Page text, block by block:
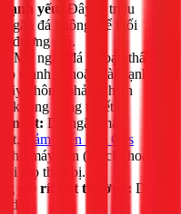
yếu:
Đây là triệu
đá không thể thổi
đường gió.
Mở ngăn đá và bạn thấy
thành tủ hoặc dàn lạnh
không phải là hiện
không đóng tuyết.
ngắt: Do ngăn mát
Cảm Biến Khí Gas
máy nén (block) hoạt
thọ thiết bị.
gió rít bất thường: Do
dày.